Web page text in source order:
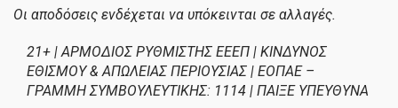
Οι αποδόσεις ενδέχεται να υπόκεινται σε αλλαγές.
21+ | ΑΡΜΟΔΙΟΣ ΡΥΘΜΙΣΤΗΣ ΕΕΕΠ | ΚΙΝΔΥΝΟΣ
ΕΘΙΣΜΟΥ & ΑΠΩΛΕΙΑΣ ΠΕΡΙΟΥΣΙΑΣ | ΕΟΠΑΕ –
ΓΡΑΜΜΗ ΣΥΜΒΟΥΛΕΥΤΙΚΗΣ: 1114 | ΠΑΙΞΕ ΥΠΕΥΘΥΝΑ